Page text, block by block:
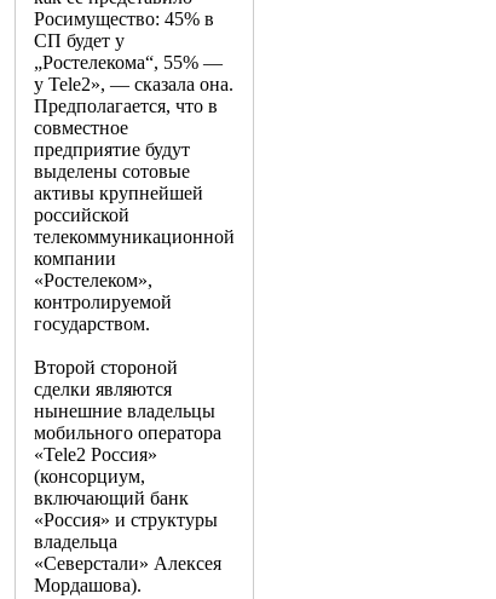
Росимущество: 45% в
СП будет у
„Ростелекома“, 55% —
у Tele2», — сказала она.
Предполагается, что в
совместное
предприятие будут
выделены сотовые
активы крупнейшей
российской
телекоммуникационной
компании
«Ростелеком»,
контролируемой
государством.
Второй стороной
сделки являются
нынешние владельцы
мобильного оператора
«Tele2 Россия»
(консорциум,
включающий банк
«Россия» и структуры
владельца
«Северстали» Алексея
Мордашова).